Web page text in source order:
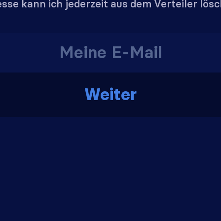
kann ich jederzeit aus dem Verteiler
Weiter